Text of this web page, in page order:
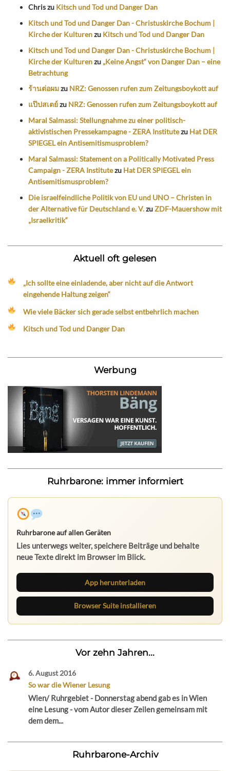
Chriszu Kitsch und Tod und Danger Dan
Kitsch und Tod und Danger Dan - Christuskirche Bochum |
Kirche der Kulturenzu Kitsch und Tod und Danger Dan
Kitsch und Tod und Danger Dan - Christuskirche Bochum |
Kirche der Kulturenzu „Keine Angst“ von Danger Dan – eine
Betrachtung
ร้านต่อผมzu NRZ: Genossen rufen zum Zeitungsboykott auf
แป๊ปสเตย์zu NRZ: Genossen rufen zum Zeitungsboykott auf
Maral Salmassi: Stellungnahme zu einer politisch-
aktivistischen Pressekampagne - ZERA Institutezu Hat DER
SPIEGEL ein Antisemitismusproblem?
Maral Salmassi: Statement on a Politically Motivated Press
Campaign - ZERA Institutezu Hat DER SPIEGEL ein
Antisemitismusproblem?
Die israelfeindliche Politik von EU und UNO – Christen in
der Alternative für Deutschland e. V.zuZDF-Mauershow mit
„Israelkritik“
Aktuell oft gelesen
„Ich sollte eine einladende, aber nicht auf die Antwort
eingehende Haltung zeigen“
Wie viele Bäcker sich gerade selbst entbehrlich machen
Kitsch und Tod und Danger Dan
Werbung
Ruhrbarone: immer informiert
Ruhrbarone auf allen Geräten
Lies unterwegs weiter, speichere Beiträge und behalte
neue Texte direkt im Browser im Blick.
App herunterladen
Browser Suite installieren
Vor zehn Jahren...
6. August 2016
So war die Wiener Lesung
Wien/ Ruhrgebiet - Donnerstag abend gab es in Wien
eine Lesung - vom Autor dieser Zeilen gemeinsam mit
dem dem...
Ruhrbarone-Archiv